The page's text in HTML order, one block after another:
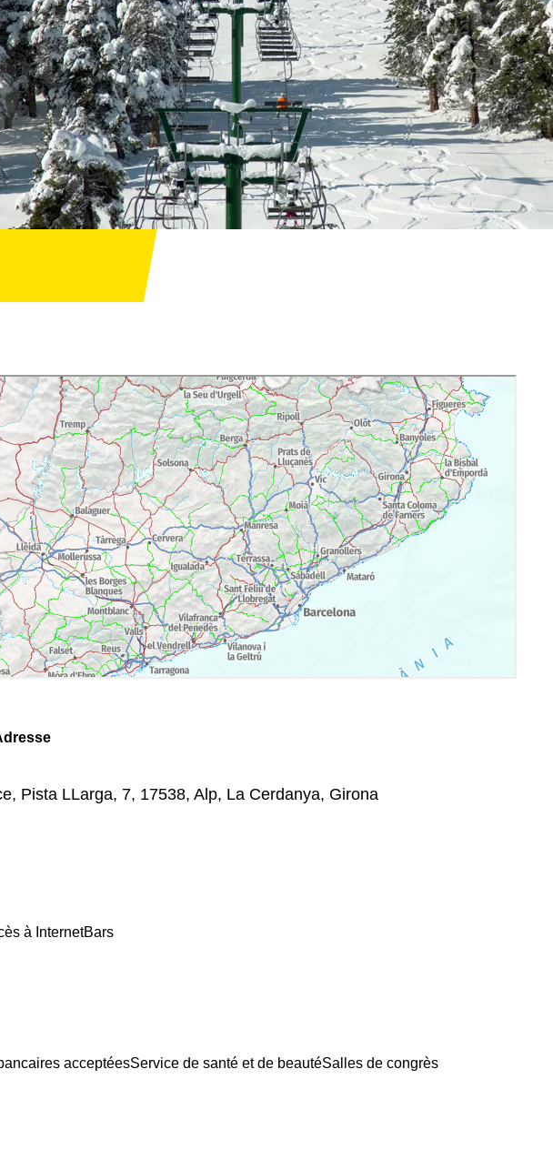
Pista LLarga, 7, 17538, Alp, La Cerdanya, Girona
à InternetBars
acceptéesService de santé et de beautéSalles de congrès